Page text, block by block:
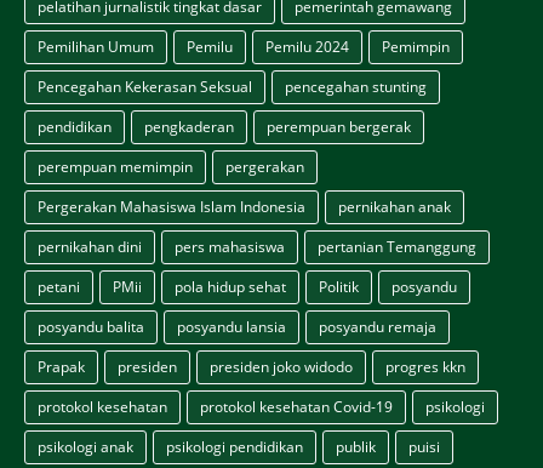
pelatihan jurnalistik tingkat dasar
pemerintah gemawang
Pemilihan Umum
Pemilu Pemilu 2024
Pemimpin
Pencegahan Kekerasan Seksual
pencegahan stunting
pendidikan
pengkaderan
perempuan bergerak
perempuan memimpin
pergerakan
Pergerakan Mahasiswa Islam Indonesia
pernikahan anak
pernikahan dini
pers mahasiswa
pertanian Temanggung
petani
PMii pola hidup sehat Politik
posyandu
posyandu balita
posyandu lansia
posyandu remaja
Prapak
presiden presiden joko widodo
progres kkn
protokol kesehatan
protokol kesehatan Covid-19
psikologi
psikologi anak
psikologi pendidikan publik
puisi